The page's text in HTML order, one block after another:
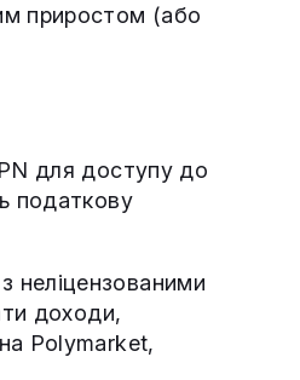
приростом (або
для доступу до
податкову
неліцензованими
доходи,
Polymarket,